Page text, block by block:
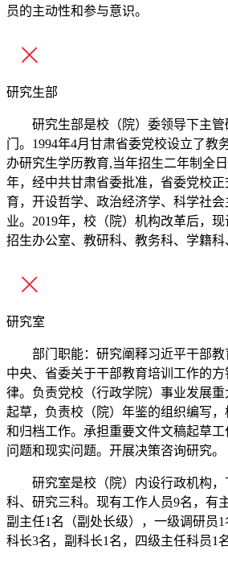
员的主动性和参与意识。
研究生部
研究生部是校（院）委领导下主
门。1994年4月甘肃省委党校设立了教
办研究生学历教育,当年招生二年制全
年，经中共甘肃省委批准，省委党校
育，开设哲学、政治经济学、科学社
业。2019年，校（院）机构改革后，现
招生办公室、教研科、教务科、学籍科
研究室
部门职能：研究阐释习近平干部
中央、省委关于干部教育培训工作的
律。负责党校（行政学院）事业发展
起草，负责校（院）年鉴的组织编写
和归档工作。承担重要文件文稿起草
问题和现实问题。开展决策咨询研究。
研究室是校（院）内设行政机构
科、研究三科。现有工作人员9名，有
副主任1名（副处长级），一级调研员1
科长3名，副科长1名，四级主任科员1名